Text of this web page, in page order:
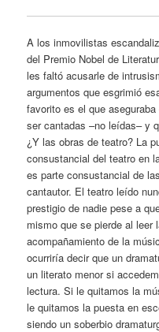
A los inmovilistas
del Premio Nobel de
les faltó acusarle de
argumentos que esgrimió
favorito es el que
ser cantadas –no leídas– y
¿Y las obras de teatro? La
consustancial del teatro en
es parte consustancial de
cantautor. El teatro leído
prestigio de nadie pese a
mismo que se pierde al leer
acompañamiento de la
ocurriría decir que un
un literato menor si
lectura. Si le quitamos la
le quitamos la puesta en
siendo un soberbio